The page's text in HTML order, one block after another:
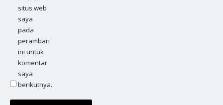
situs web
saya
pada
peramban
ini untuk
komentar
saya
berikutnya.